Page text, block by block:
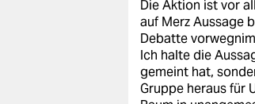
wahrheit
verlag
verlag
Die Aktion ist vor
auf Merz Aussage
Debatte
Ich halte die
gemeint hat,
Gruppe heraus für